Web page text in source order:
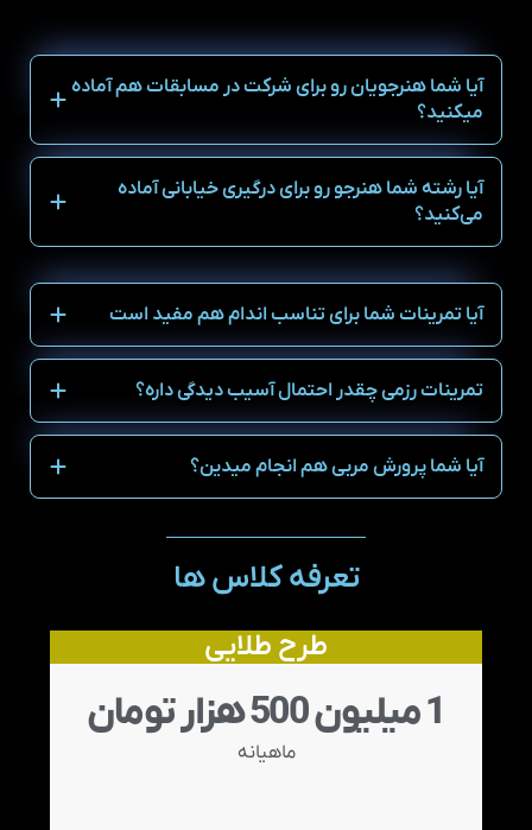
آیا شما هنرجویان رو برای شرکت در مسابقات هم آماده
میکنید؟
آیا رشته شما هنرجو رو برای درگیری خیابانی آماده
می‌کنید؟
آیا تمرینات شما برای تناسب اندام هم مفید است
تمرینات رزمی چقدر احتمال آسیب دیدگی داره؟
آیا شما پرورش مربی هم انجام میدین؟
تعرفه کلاس ها
طرح طلایی
1 میلیون 500 هزار تومان
ماهیانه